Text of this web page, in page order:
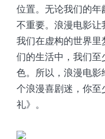
位置。无论我们的
不重要。浪漫电影
我们在虚构的世界
们的生活中，我们至
色。所以，浪漫电
个浪漫喜剧迷，你
礼》。